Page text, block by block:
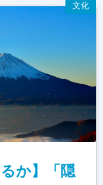
文化
か】「隠